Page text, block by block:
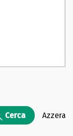
Cerca Azzera